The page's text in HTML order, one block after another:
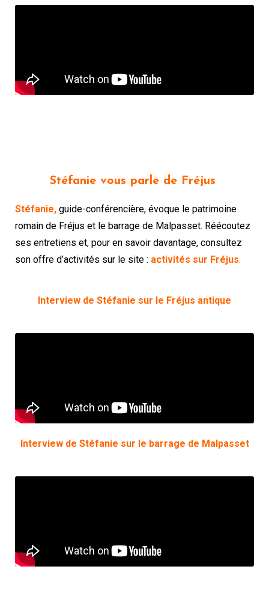
Stéfanie vous parle de Fréjus
Stéfanie, guide-conférencière, évoque le patrimoine
romain de Fréjus et le barrage de Malpasset. Réécoutez
ses entretiens et, pour en savoir davantage, consultez
son offre d’activités sur le site : activités sur Fréjus.
Interview de Stéfanie sur le Fréjus antique
Interview de Stéfanie sur le barrage de Malpasset